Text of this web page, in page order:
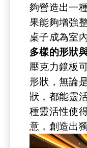
夠營造出一
果能夠增強
桌子成為室
多樣的形狀
壓克力鏡板
形狀，無論
狀，都能靈
種靈活性使
意，創造出